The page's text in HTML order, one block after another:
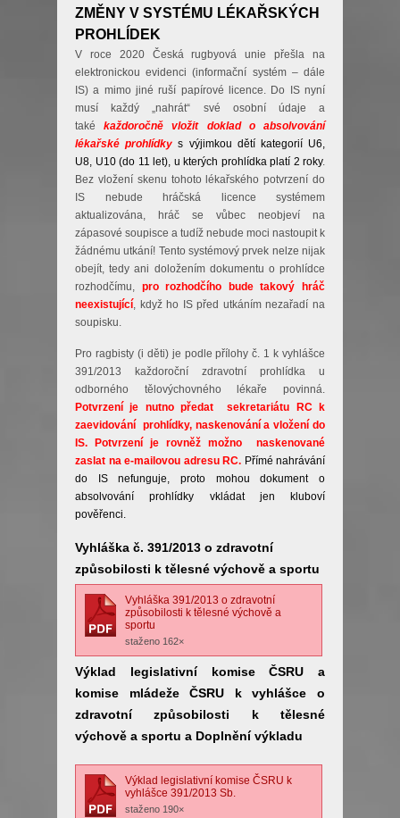
ZMĚNY V SYSTÉMU LÉKAŘSKÝCH
PROHLÍDEK
V roce 2020 Česká rugbyová unie přešla na
elektronickou evidenci (informační systém – dále
IS) a mimo jiné ruší papírové licence. Do IS nyní
musí každý „nahrát“ své osobní údaje a
takékaždoročně vložit doklad o absolvování
lékařské prohlídky s výjimkou dětí kategorií U6,
U8, U10 (do 11 let), u kterých prohlídka platí 2 roky.
Bez vložení skenu tohoto lékařského potvrzení do
IS nebude hráčská licence systémem
aktualizována, hráč se vůbec neobjeví na
zápasové soupisce a tudíž nebude moci nastoupit k
žádnému utkání! Tento systémový prvek nelze nijak
obejít, tedy ani doložením dokumentu o prohlídce
rozhodčímu, pro rozhodčího bude takový hráč
neexistující, když ho IS před utkáním nezařadí na
soupisku.
Pro ragbisty (i děti) je podle přílohy č. 1 k vyhlášce
391/2013 každoroční zdravotní prohlídka u
odborného tělovýchovného lékaře povinná.
Potvrzení je nutno předat sekretariátu RC k
zaevidování prohlídky, naskenování a vložení do
IS.
Potvrzení je rovněž možno naskenované
zaslat na e-mailovou adresu RC. Přímé nahrávání
do IS nefunguje, proto mohou dokument o
absolvování prohlídky vkládat jen kluboví
pověřenci.
Vyhláška č. 391/2013 o zdravotní
způsobilosti k tělesné výchově a sportu
Vyhláška 391/2013 o zdravotní
způsobilosti k tělesné výchově a
sportu
staženo 162×
Výklad legislativní komise ČSRU a
komise mládeže ČSRU k vyhlášce o
zdravotní způsobilosti k tělesné
výchově a sportu a Doplnění výkladu
Výklad legislativní komise ČSRU k
vyhlášce 391/2013 Sb.
staženo 190×